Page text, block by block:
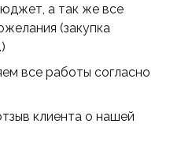
а так же все
(закупка
все работы согласно
клиента о нашей